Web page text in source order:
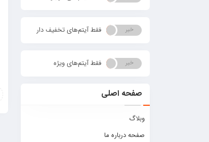
بله خیر فقط آیتم‌های تخفیف دار
بله خیر فقط آیتم‌های ویژه
صفحه اصلی
وبلاگ
صفحه درباره ما